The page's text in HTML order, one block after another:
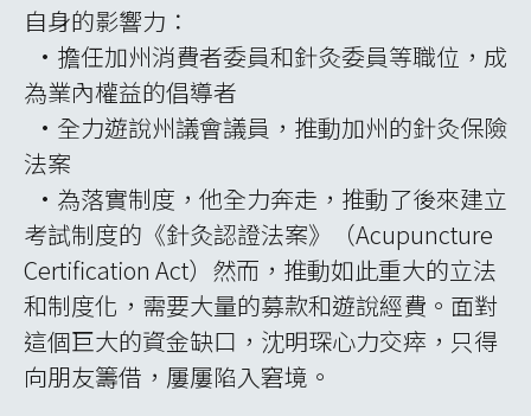
自身的影響力：
•擔任加州消費者委員和針灸委員等職位，成
為業內權益的倡導者
•全力遊說州議會議員，推動加州的針灸保險
法案
•為落實制度，他全力奔走，推動了後來建立
考試制度的《針灸認證法案》（Acupuncture
Certification Act）然而，推動如此重大的立法
和制度化，需要大量的募款和遊說經費。面對
這個巨大的資金缺口，沈明琛心力交瘁，只得
向朋友籌借，屢屢陷入窘境。